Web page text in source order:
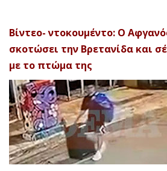
Βίντεο- ντοκουμέντο: Ο
σκοτώσει την Βρετανίδα και
με το πτώμα της